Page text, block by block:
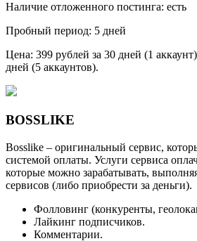
Наличие отложенного постинга: есть
Пробный период: 5 дней
Цена: 399 рублей за 30 дней (1
дней (5 аккаунтов).
BOSSLIKE
Bosslike – оригинальный сервис,
системой оплаты. Услуги сервиса
которые можно зарабатывать,
сервисов (либо приобрести за деньги).
Фолловинг (конкуренты,
Лайкинг подписчиков.
Комментарии.